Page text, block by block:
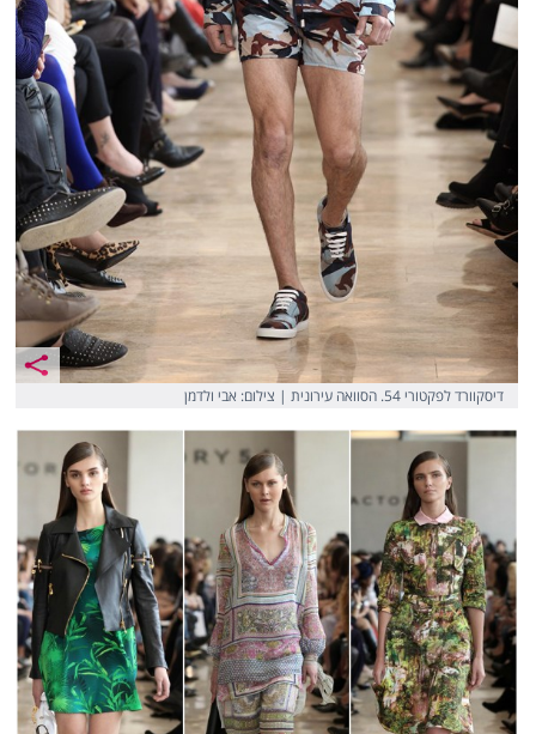
דיסקוורד לפקטורי 54. הסוואה עירונית | צילום: אבי ולדמן